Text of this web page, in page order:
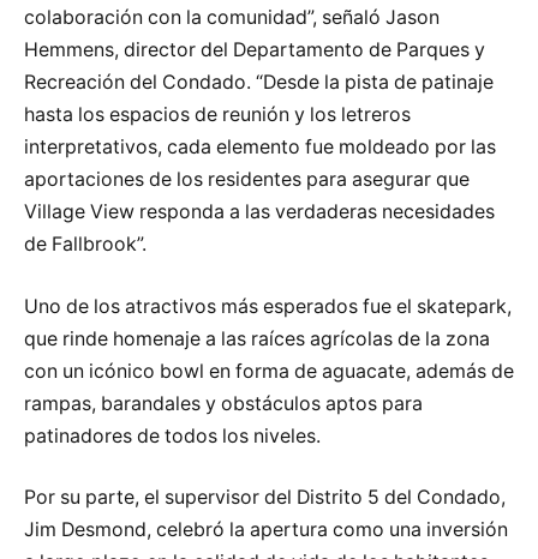
colaboración con la comunidad”, señaló Jason
Hemmens, director del Departamento de Parques y
Recreación del Condado. “Desde la pista de patinaje
hasta los espacios de reunión y los letreros
interpretativos, cada elemento fue moldeado por las
aportaciones de los residentes para asegurar que
Village View responda a las verdaderas necesidades
de Fallbrook”.
Uno de los atractivos más esperados fue el skatepark,
que rinde homenaje a las raíces agrícolas de la zona
con un icónico bowl en forma de aguacate, además de
rampas, barandales y obstáculos aptos para
patinadores de todos los niveles.
Por su parte, el supervisor del Distrito 5 del Condado,
Jim Desmond, celebró la apertura como una inversión